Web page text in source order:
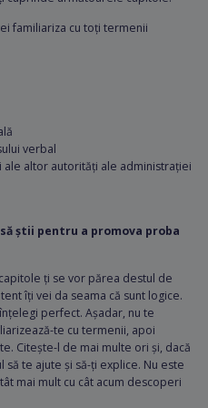
familiariza cu toți termenii
verbal
altor autorități ale administrației
știi pentru a promova proba
ți se vor părea destul de
îți vei da seama că sunt logice.
perfect. Așadar, nu te
te cu termenii, apoi
Citește-l de mai multe ori și, dacă
te ajute și să-ți explice. Nu este
mai mult cu cât acum descoperi